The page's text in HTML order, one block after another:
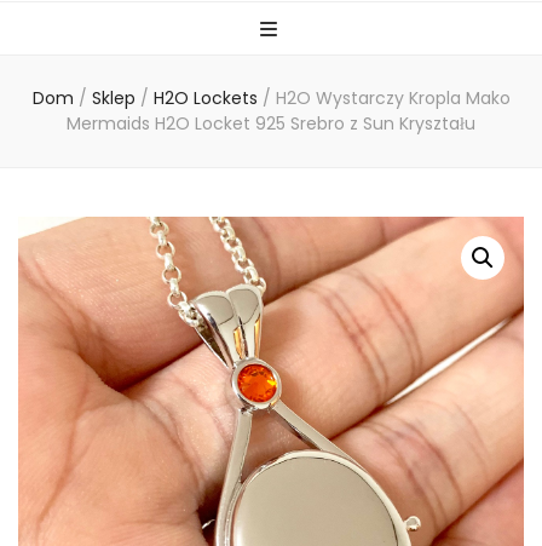
Dom / Sklep / H2O Lockets / H2O Wystarczy Kropla Mako
Mermaids H2O Locket 925 Srebro z Sun Kryształu